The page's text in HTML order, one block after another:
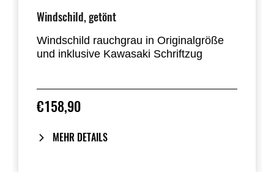
Windschild, getönt
Windschild rauchgrau in Originalgröße
und inklusive Kawasaki Schriftzug
€158,90
MEHR DETAILS